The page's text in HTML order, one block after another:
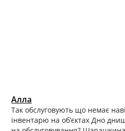
Алла
Так обслуговують що немає
інвентарю на обʼєктах Дно